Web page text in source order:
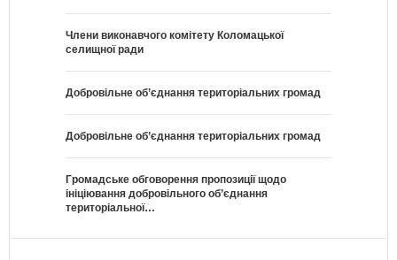
Члени виконавчого комітету Коломацької
селищної ради
Добровільне об’єднання територіальних громад
Добровільне об’єднання територіальних громад
Громадське обговорення пропозиції щодо
ініціювання добровільного об’єднання
територіальної…